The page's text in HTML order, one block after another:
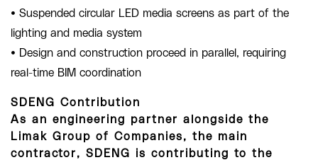
• Suspended circular LED media screens as part of the
lighting and media system
• Design and construction proceed in parallel, requiring
real-time BIM coordination
SDENG Contribution
As an engineering partner alongside the
Limak Group of Companies, the main
contractor, SDENG is contributing to the